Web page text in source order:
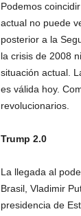
Podemos
actual no puede
posterior a la
la crisis de 2008
situación actual.
es válida hoy.
revolucionarios.
Trump 2.0
La llegada al
Brasil, Vladimir
presidencia de